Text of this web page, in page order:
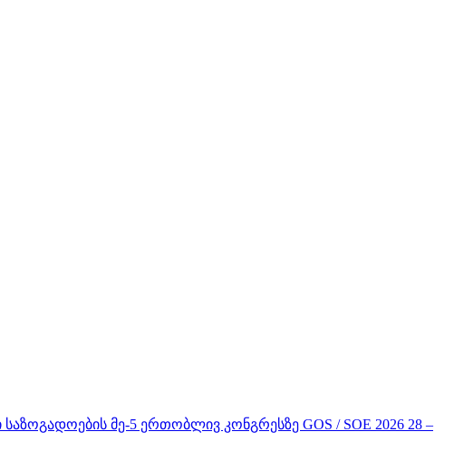
მე-5 ერთობლივ კონგრესზე GOS / SOE 2026 28 –